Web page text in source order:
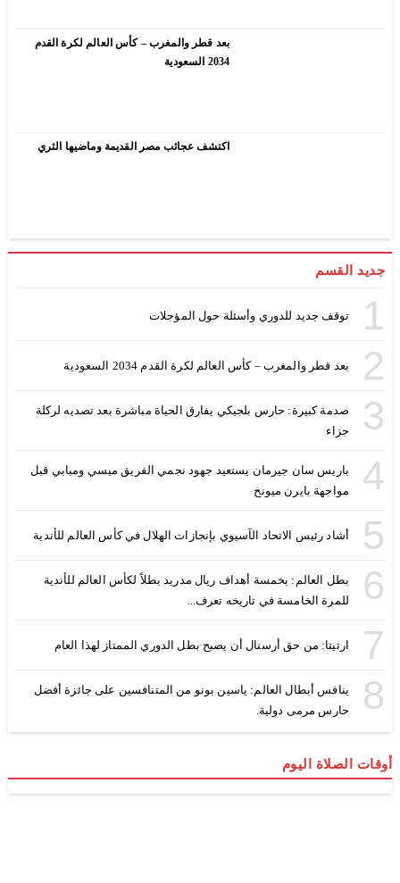
بعد قطر والمغرب – كأس العالم لكرة القدم
2034 السعودية
اكتشف عجائب مصر القديمة وماضيها الثري
جديد القسم
1 توقف جديد للدوري وأسئلة حول المؤجلات
2 بعد قطر والمغرب – كأس العالم لكرة القدم 2034 السعودية
3
صدمة كبيرة: حارس بلجيكي يفارق الحياة مباشرة بعد تصديه لركلة
جزاء
4
باريس سان جيرمان يستعيد جهود نجمي الفريق ميسي ومبابي قبل
مواجهة بايرن ميونخ
5 أشاد رئيس الاتحاد الآسيوي بإنجازات الهلال في كأس العالم للأندية
6
بطل العالم: بخمسة أهداف ريال مدريد بطلاً لكأس العالم للأندية
للمرة الخامسة في تاريخه تعرف...
7 ارتيتا: من حق أرسنال أن يصبح بطل الدوري الممتاز لهذا العام
8
ينافس أبطال العالم: ياسين بونو من المتنافسين على جائزة أفضل
حارس مرمى دولية.
أوقات الصلاة اليوم